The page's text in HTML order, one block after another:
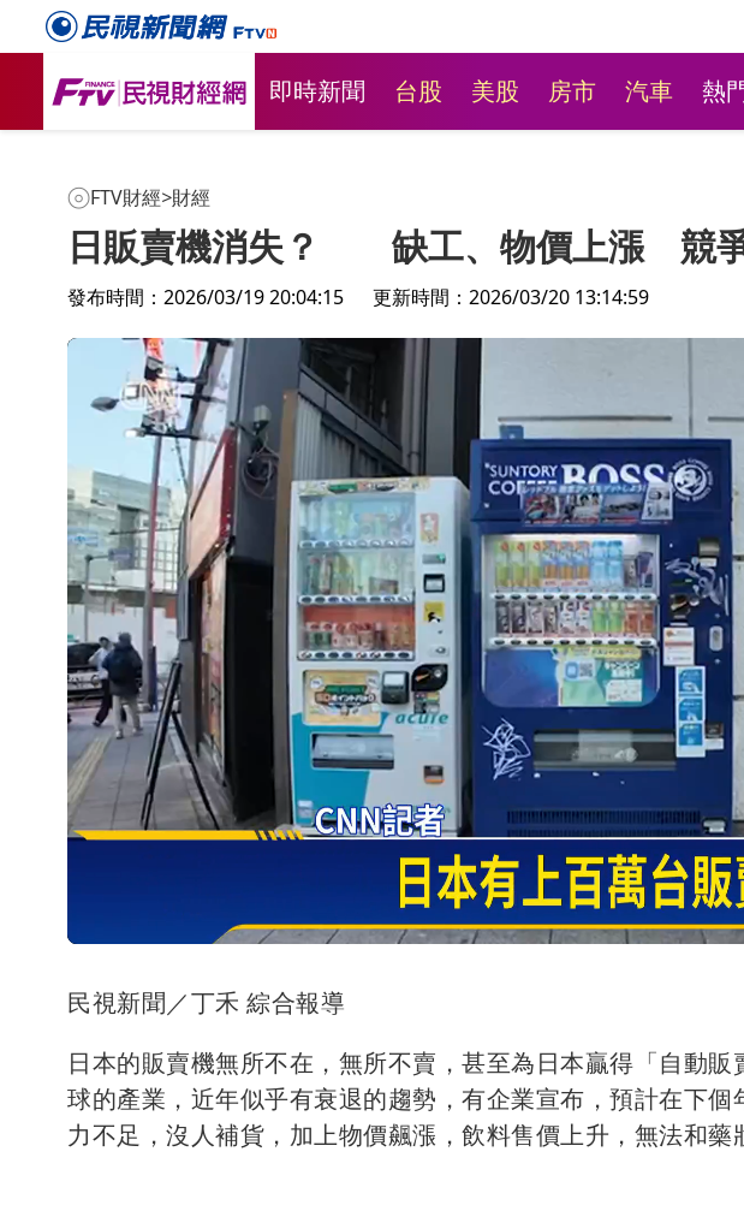
即時新聞 台股 美股 房市 汽車 熱
FTV財經>財經
日販賣機消失？ 缺工、物價上漲 競爭
發布時間：2026/03/19 20:04:15 更新時間：2026/03/20 13:14:59
民視新聞／丁禾 綜合報導
日本的販賣機無所不在，無所不賣，甚至為日本贏得「自動
球的產業，近年似乎有衰退的趨勢，有企業宣布，預計在下
力不足，沒人補貨，加上物價飆漲，飲料售價上升，無法和藥
水溝蓋上曬麵線！孫女炫耀「純手
工」、公開地址 害麵線廠熄燈
店員失手？章魚燒披薩變美乃
薩 網友收餐超傻眼